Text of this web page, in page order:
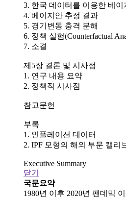
3. 한국 데이터를 이용한 베이
4. 베이지안 추정 결과
5. 경기변동 충격 분해
6. 정책 실험(Counterfactual
7. 소결
제5장 결론 및 시사점
1. 연구 내용 요약
2. 정책적 시사점
참고문헌
부록
1. 인플레이션 데이터
2. IPF 모형의 해외 부문 캘리
Executive Summary
닫기
국문요약
1980년 이후 2020년 팬데믹